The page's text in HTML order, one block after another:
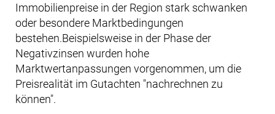
Immobilienpreise in der Region stark schwanken
oder besondere Marktbedingungen
bestehen.Beispielsweise in der Phase der
Negativzinsen wurden hohe
Marktwertanpassungen vorgenommen, um die
Preisrealität im Gutachten "nachrechnen zu
können".